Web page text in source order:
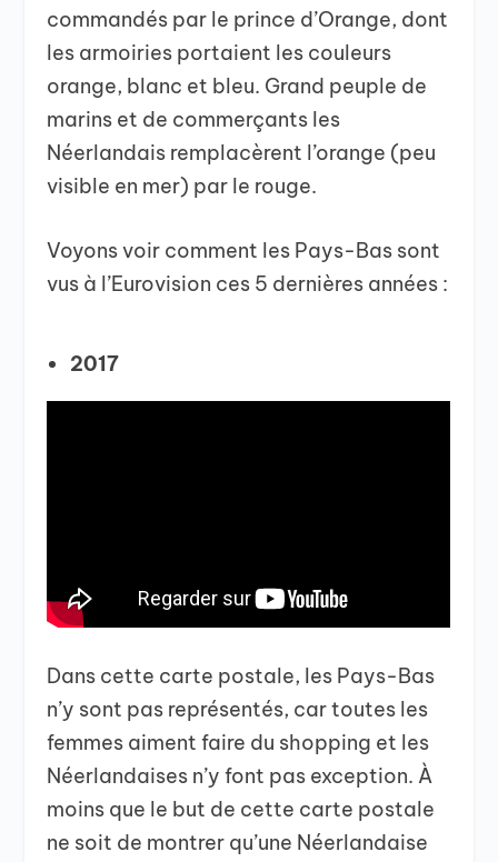
commandés par le prince d’Orange, dont
les armoiries portaient les couleurs
orange, blanc et bleu. Grand peuple de
marins et de commerçants les
Néerlandais remplacèrent l’orange (peu
visible en mer) par le rouge.
Voyons voir comment les Pays-Bas sont
vus à l’Eurovision ces 5 dernières années :
2017
Dans cette carte postale, les Pays-Bas
n’y sont pas représentés, car toutes les
femmes aiment faire du shopping et les
Néerlandaises n’y font pas exception. À
moins que le but de cette carte postale
ne soit de montrer qu’une Néerlandaise